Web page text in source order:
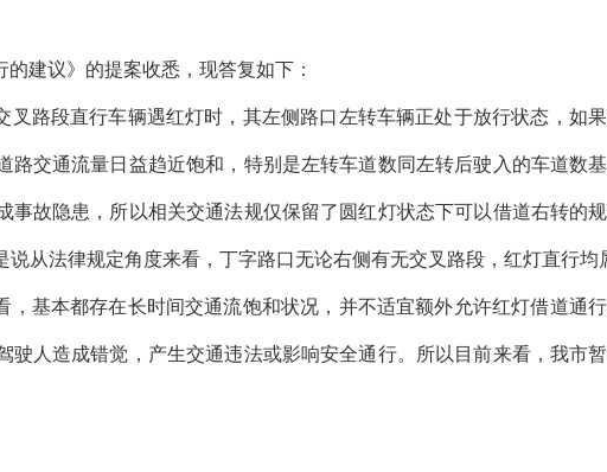
建议》的提案收悉，现答复如下：
叉路段直行车辆遇红灯时，其左侧路口左转车辆正处于放行状态，如
路交通流量日益趋近饱和，特别是左转车道数同左转后驶入的车道数
事故隐患，所以相关交通法规仅保留了圆红灯状态下可以借道右转的
从法律规定角度来看，丁字路口无论右侧有无交叉路段，红灯直行均
，基本都存在长时间交通流饱和状况，并不适宜额外允许红灯借道通
驶人造成错觉，产生交通违法或影响安全通行。所以目前来看，我市